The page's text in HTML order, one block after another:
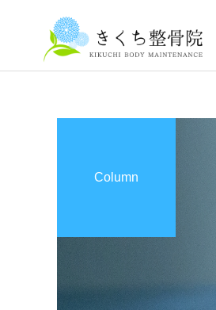
はじめまして、きくち整骨
息
Column